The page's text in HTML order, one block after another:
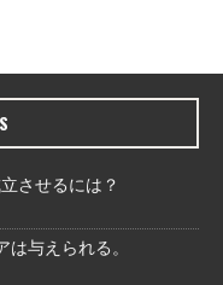
させるには？
与えられる。